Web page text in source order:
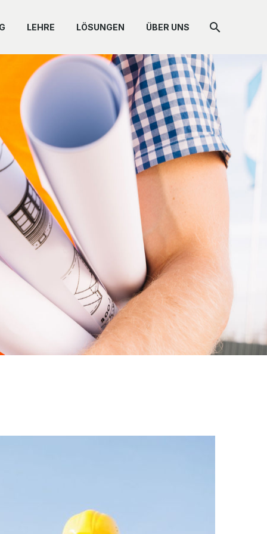
LEHRE LÖSUNGEN ÜBER UNS